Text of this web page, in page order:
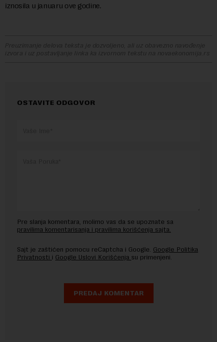
iznosila u januaru ove godine.
Preuzimanje delova teksta je dozvoljeno, ali uz obavezno navođenje
izvora i uz postavljanje linka ka izvornom tekstu na novaekonomija.rs
OSTAVITE ODGOVOR
Pre slanja komentara, molimo vas da se upoznate sa
pravilima komentarisanja i pravilima korišćenja sajta.
Sajt je zaštićen pomocu reCaptcha i Google. Google Politika
Privatnosti i Google Uslovi Korišćenja su primenjeni.